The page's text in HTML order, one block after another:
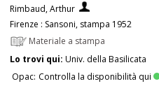
Rimbaud, Arthur
Firenze : Sansoni, stampa 1952
Materiale a stampa
Lo trovi qui: Univ. della Basilicata
Opac: Controlla la disponibilità qui